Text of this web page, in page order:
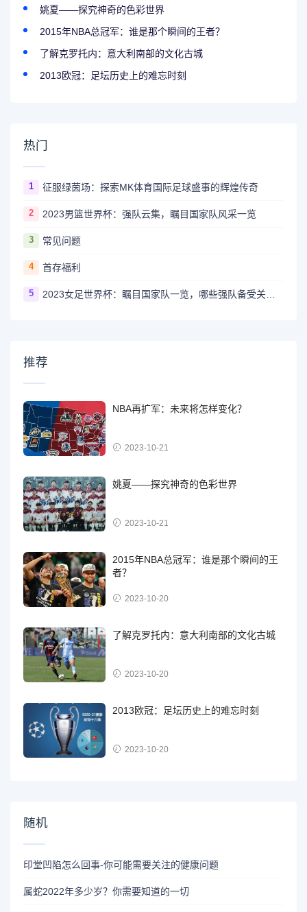
姚夏——探究神奇的色彩世界
2015年NBA总冠军：谁是那个瞬间的王者？
了解克罗托内：意大利南部的文化古城
2013欧冠：足坛历史上的难忘时刻
热门
1 征服绿茵场：探索MK体育国际足球盛事的辉煌传奇
2 2023男篮世界杯：强队云集，瞩目国家队风采一览
3 常见问题
4 首存福利
5
推荐
NBA再扩军：未来将怎样变化？
2023-10-21
姚夏——探究神奇的色彩世界
2023-10-21
2015年NBA总冠军：谁是那个瞬间的王
者？
2023-10-20
了解克罗托内：意大利南部的文化古城
2023-10-20
2013欧冠：足坛历史上的难忘时刻
2023-10-20
随机
印堂凹陷怎么回事-你可能需要关注的健康问题
属蛇2022年多少岁？你需要知道的一切